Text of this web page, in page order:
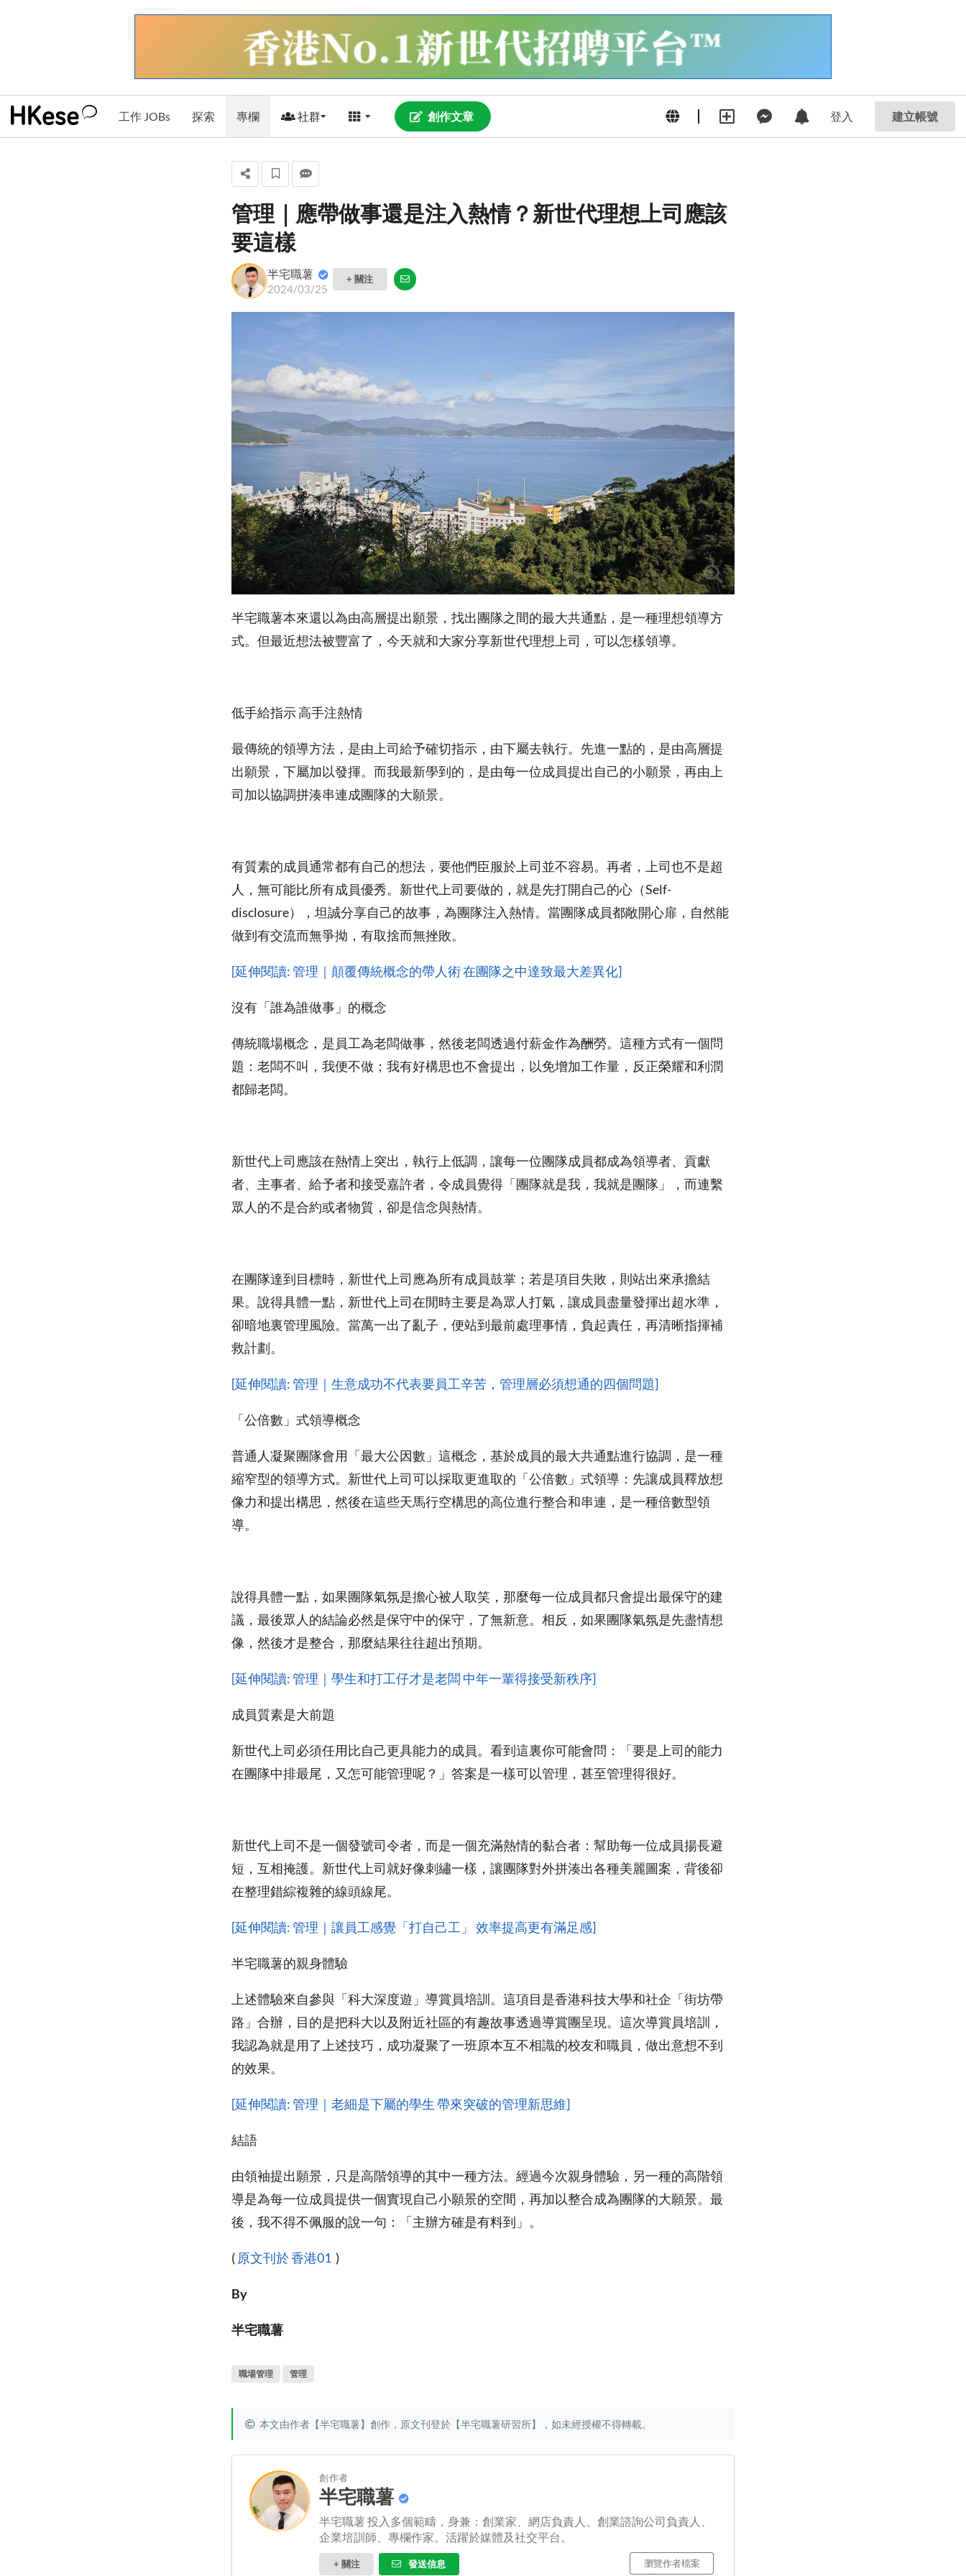
工作 JOBs 探索 專欄 社群 創作文章 登入 建立帳號
管理｜應帶做事還是注入熱情？新世代理想上司應該
要這樣
半宅職薯
2024/03/25
+ 關注
半宅職薯本來還以為由高層提出願景，找出團隊之間的最大共通點，是一種理想領導方
式。但最近想法被豐富了，今天就和大家分享新世代理想上司，可以怎樣領導。
低手給指示 高手注熱情
最傳統的領導方法，是由上司給予確切指示，由下屬去執行。先進一點的，是由高層提
出願景，下屬加以發揮。而我最新學到的，是由每一位成員提出自己的小願景，再由上
司加以協調拼湊串連成團隊的大願景。
有質素的成員通常都有自己的想法，要他們臣服於上司並不容易。再者，上司也不是超
人，無可能比所有成員優秀。新世代上司要做的，就是先打開自己的心（Self-
disclosure），坦誠分享自己的故事，為團隊注入熱情。當團隊成員都敞開心扉，自然能
做到有交流而無爭拗，有取捨而無挫敗。
[延伸閱讀: 管理｜顛覆傳統概念的帶人術 在團隊之中達致最大差異化]
沒有「誰為誰做事」的概念
傳統職場概念，是員工為老闆做事，然後老闆透過付薪金作為酬勞。這種方式有一個問
題：老闆不叫，我便不做；我有好構思也不會提出，以免增加工作量，反正榮耀和利潤
都歸老闆。
新世代上司應該在熱情上突出，執行上低調，讓每一位團隊成員都成為領導者、貢獻
者、主事者、給予者和接受嘉許者，令成員覺得「團隊就是我，我就是團隊」，而連繫
眾人的不是合約或者物質，卻是信念與熱情。
在團隊達到目標時，新世代上司應為所有成員鼓掌；若是項目失敗，則站出來承擔結
果。說得具體一點，新世代上司在閒時主要是為眾人打氣，讓成員盡量發揮出超水準，
卻暗地裏管理風險。當萬一出了亂子，便站到最前處理事情，負起責任，再清晰指揮補
救計劃。
[延伸閱讀: 管理｜生意成功不代表要員工辛苦，管理層必須想通的四個問題]
「公倍數」式領導概念
普通人凝聚團隊會用「最大公因數」這概念，基於成員的最大共通點進行協調，是一種
縮窄型的領導方式。新世代上司可以採取更進取的「公倍數」式領導：先讓成員釋放想
像力和提出構思，然後在這些天馬行空構思的高位進行整合和串連，是一種倍數型領
導。
說得具體一點，如果團隊氣氛是擔心被人取笑，那麼每一位成員都只會提出最保守的建
議，最後眾人的結論必然是保守中的保守，了無新意。相反，如果團隊氣氛是先盡情想
像，然後才是整合，那麼結果往往超出預期。
[延伸閱讀: 管理｜學生和打工仔才是老闆 中年一輩得接受新秩序]
成員質素是大前題
新世代上司必須任用比自己更具能力的成員。看到這裏你可能會問：「要是上司的能力
在團隊中排最尾，又怎可能管理呢？」答案是一樣可以管理，甚至管理得很好。
新世代上司不是一個發號司令者，而是一個充滿熱情的黏合者：幫助每一位成員揚長避
短，互相掩護。新世代上司就好像刺繡一樣，讓團隊對外拼湊出各種美麗圖案，背後卻
在整理錯綜複雜的線頭線尾。
[延伸閱讀: 管理｜讓員工感覺「打自己工」 效率提高更有滿足感]
半宅職薯的親身體驗
上述體驗來自參與「科大深度遊」導賞員培訓。這項目是香港科技大學和社企「街坊帶
路」合辦，目的是把科大以及附近社區的有趣故事透過導賞團呈現。這次導賞員培訓，
我認為就是用了上述技巧，成功凝聚了一班原本互不相識的校友和職員，做出意想不到
的效果。
[延伸閱讀: 管理｜老細是下屬的學生 帶來突破的管理新思維]
結語
由領袖提出願景，只是高階領導的其中一種方法。經過今次親身體驗，另一種的高階領
導是為每一位成員提供一個實現自己小願景的空間，再加以整合成為團隊的大願景。最
後，我不得不佩服的說一句：「主辦方確是有料到」。
( 原文刊於 香港01 )
By
半宅職薯
職場管理 管理
本文由作者【半宅職薯】創作，原文刊登於【半宅職薯研習所】，如未經授權不得轉載。
創作者
半宅職薯
半宅職薯 投入多個範疇，身兼：創業家、網店負責人、創業諮詢公司負責人、
企業培訓師、專欄作家。活躍於媒體及社交平台。
+ 關注 發送信息 瀏覽作者檔案